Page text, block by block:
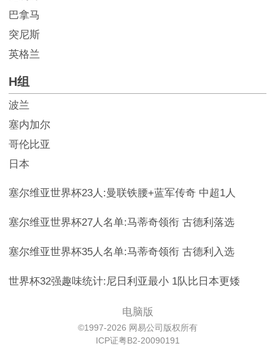
巴拿马
突尼斯
英格兰
H组
波兰
塞内加尔
哥伦比亚
日本
塞尔维亚世界杯23人:曼联铁腰+蓝军传奇 中超1人
塞尔维亚世界杯27人名单:马蒂奇领衔 古德利落选
塞尔维亚世界杯35人名单:马蒂奇领衔 古德利入选
世界杯32强趣味统计:尼日利亚最小 1队比日本更矮
电脑版
©1997-2026 网易公司版权所有
ICP证粤B2-20090191